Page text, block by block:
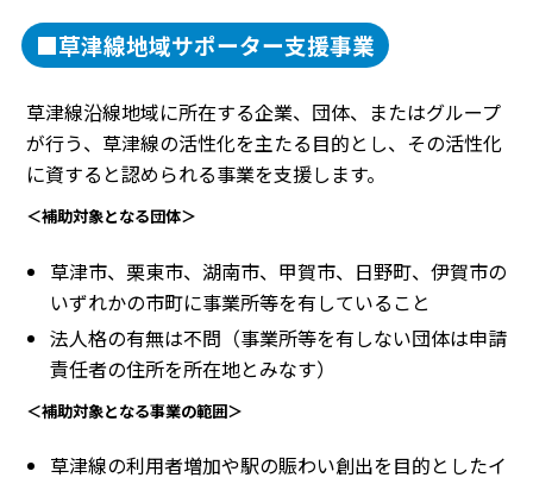
■草津線地域サポーター支援事業
草津線沿線地域に所在する企業、団体、またはグループ
が行う、草津線の活性化を主たる目的とし、その活性化
に資すると認められる事業を支援します。
＜補助対象となる団体＞
草津市、栗東市、湖南市、甲賀市、日野町、伊賀市の
いずれかの市町に事業所等を有していること
法人格の有無は不問（事業所等を有しない団体は申請
責任者の住所を所在地とみなす）
＜補助対象となる事業の範囲＞
草津線の利用者増加や駅の賑わい創出を目的としたイ